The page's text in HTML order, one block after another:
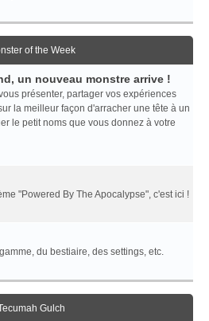
of the Week
un nouveau monstre arrive !
présenter, partager vos expériences
la meilleur façon d'arracher une tête à un
le petit noms que vous donnez à votre
"Powered By The Apocalypse", c'est ici !
du bestiaire, des settings, etc.
Gulch